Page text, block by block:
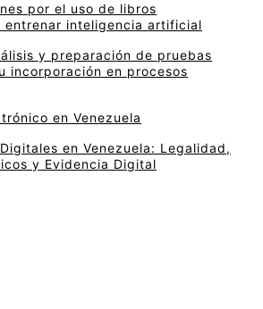
por el uso de libros
entrenar inteligencia artificial
y preparación de pruebas
incorporación en procesos
en Venezuela
en Venezuela: Legalidad,
y Evidencia Digital